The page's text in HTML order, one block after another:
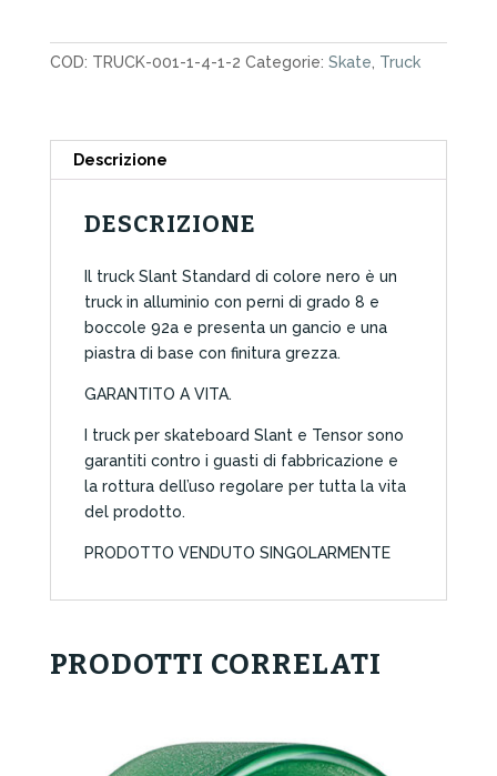
Black
COD: TRUCK-001-1-4-1-2 Categorie: Skate, Truck
Descrizione
DESCRIZIONE
Il truck Slant Standard di colore nero è un
truck in alluminio con perni di grado 8 e
boccole 92a e presenta un gancio e una
piastra di base con finitura grezza.
GARANTITO A VITA.
I truck per skateboard Slant e Tensor sono
garantiti contro i guasti di fabbricazione e
la rottura dell’uso regolare per tutta la vita
del prodotto.
PRODOTTO VENDUTO SINGOLARMENTE
PRODOTTI CORRELATI